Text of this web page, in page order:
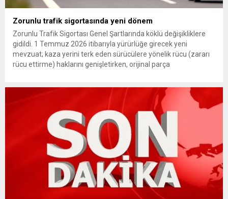
Zorunlu trafik sigortasında yeni dönem
Zorunlu Trafik Sigortası Genel Şartlarında köklü değişikliklere
gidildi. 1 Temmuz 2026 itibarıyla yürürlüğe girecek yeni
mevzuat; kaza yerini terk eden sürücülere yönelik rücu (zararı
rücu ettirme) haklarını genişletirken, orijinal parça
getiriyor. Hazine Müsteşarlığına bağlı ilgili kurumlarca...